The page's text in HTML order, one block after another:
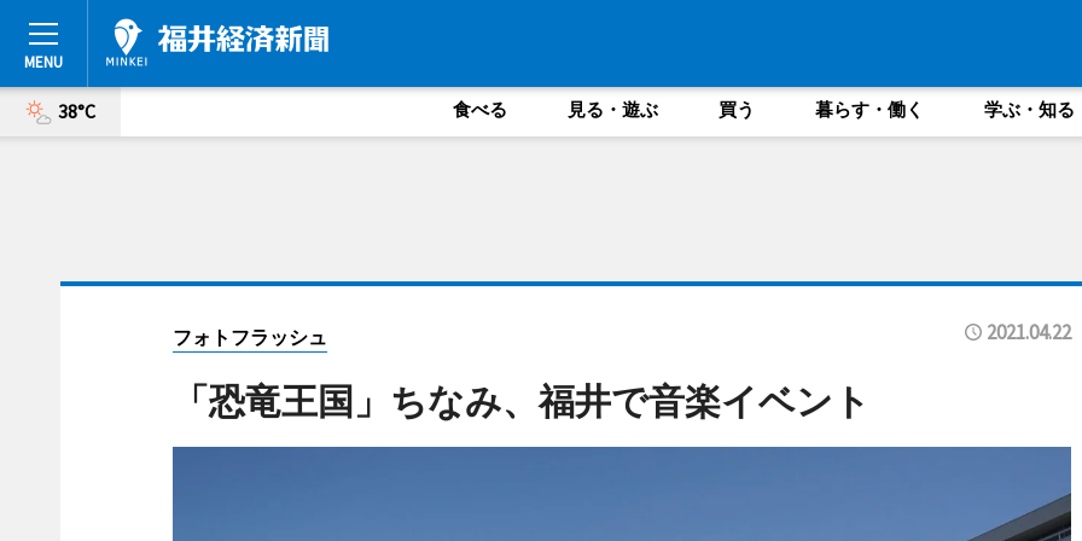
38°C 食べる 見る・遊ぶ 買う 暮らす・働く 学ぶ・知る
フォトフラッシュ 2021.04.22
「恐竜王国」ちなみ、福井で音楽イベント